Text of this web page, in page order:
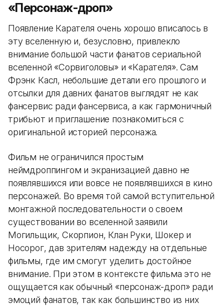
«Персонаж-дроп»
Появление Карателя очень хорошо вписалось в
эту вселенную и, безусловно, привлекло
внимание большой части фанатов сериальной
вселенной «Сорвиголовы» и «Карателя». Сам
Фрэнк Касл, небольшие детали его прошлого и
отсылки для давних фанатов выглядят не как
фансервис ради фансервиса, а как гармоничный
трибьют и приглашение познакомиться с
оригинальной историей персонажа.
Фильм не ограничился простым
неймдроппингом и экранизацией давно не
появлявшихся или вовсе не появлявшихся в кино
персонажей. Во время той самой вступительной
монтажной последовательности о своем
существовании во вселенной заявили
Могильщик, Скорпион, Клан Руки, Шокер и
Носорог, дав зрителям надежду на отдельные
фильмы, где им смогут уделить достойное
внимание. При этом в контексте фильма это не
ощущается как обычный «персонаж-дроп» ради
эмоций фанатов, так как большинство из них